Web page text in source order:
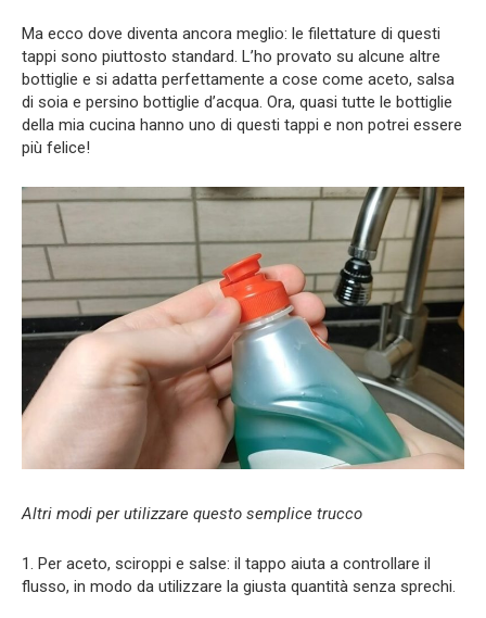
Ma ecco dove diventa ancora meglio: le filettature di questi
tappi sono piuttosto standard. L’ho provato su alcune altre
bottiglie e si adatta perfettamente a cose come aceto, salsa
di soia e persino bottiglie d’acqua. Ora, quasi tutte le bottiglie
della mia cucina hanno uno di questi tappi e non potrei essere
più felice!
Altri modi per utilizzare questo semplice trucco
1. Per aceto, sciroppi e salse: il tappo aiuta a controllare il
flusso, in modo da utilizzare la giusta quantità senza sprechi.